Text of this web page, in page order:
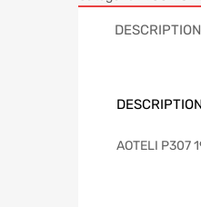
DESCRIPTION
AOTELI P307